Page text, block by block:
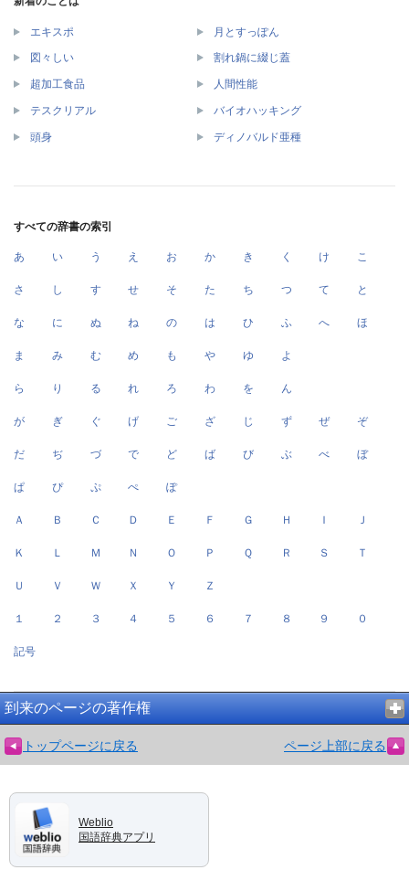
エキスポ 月とすっぽん
図々しい 割れ鍋に綴じ蓋
超加工食品 人間性能
テスクリアル バイオハッキング
頭身 ディノバルド亜種
すべての辞書の索引
あ い う え お か き く け こ
さ し す せ そ た ち つ て と
な に ぬ ね の は ひ ふ へ ほ
ま み む め も や ゆ よ
ら り る れ ろ わ を ん
が ぎ ぐ げ ご ざ じ ず ぜ ぞ
だ ぢ づ で ど ば び ぶ べ ぼ
ぱ ぴ ぷ ぺ ぽ
Ａ Ｂ Ｃ Ｄ Ｅ Ｆ Ｇ Ｈ Ｉ Ｊ
Ｋ Ｌ Ｍ Ｎ Ｏ Ｐ Ｑ Ｒ Ｓ Ｔ
Ｕ Ｖ Ｗ Ｘ Ｙ Ｚ
１ ２ ３ ４ ５ ６ ７ ８ ９ ０
記号
到来のページの著作権
トップページに戻る ページ上部に戻る
Weblio
国語辞典アプリ